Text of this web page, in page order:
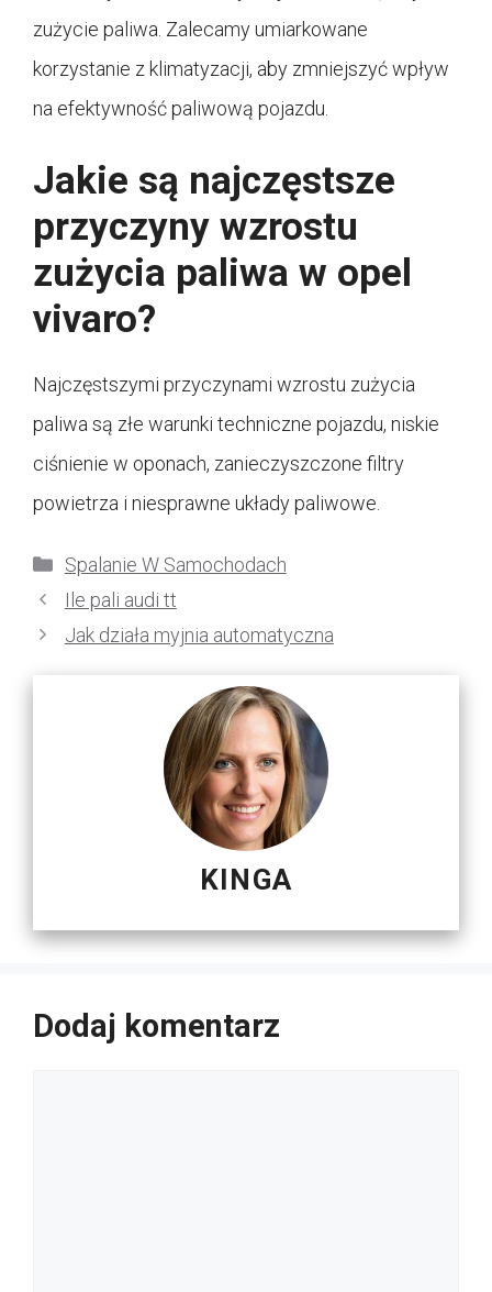
zużycie paliwa. Zalecamy umiarkowane
korzystanie z klimatyzacji, aby zmniejszyć wpływ
na efektywność paliwową pojazdu.
Jakie są najczęstsze
przyczyny wzrostu
zużycia paliwa w opel
vivaro?
Najczęstszymi przyczynami wzrostu zużycia
paliwa są złe warunki techniczne pojazdu, niskie
ciśnienie w oponach, zanieczyszczone filtry
powietrza i niesprawne układy paliwowe.
Kategorie
Spalanie W Samochodach
Ile pali audi tt
Jak działa myjnia automatyczna
KINGA
Dodaj komentarz